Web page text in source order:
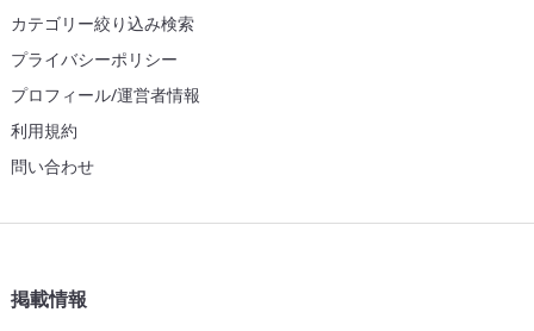
カテゴリー絞り込み検索
プライバシーポリシー
プロフィール/運営者情報
利用規約
問い合わせ
掲載情報